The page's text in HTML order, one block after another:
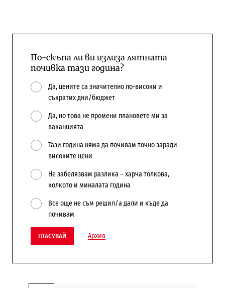
По-скъпа ли ви излиза лятната
почивка тази година?
Да, цените са значително по-високи и
съкратих дни/бюджет
Да, но това не промени плановете ми за
ваканцията
Тази година няма да почивам точно заради
високите цени
Не забелязвам разлика – харча толкова,
колкото и миналата година
Все още не съм решил/а дали и къде да
почивам
ГЛАСУВАЙ Архив